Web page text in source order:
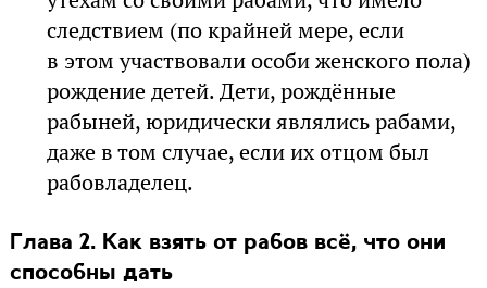
следствием (по крайней мере, если
в этом участвовали особи женского пола)
рождение детей. Дети, рождённые
рабыней, юридически являлись рабами,
даже в том случае, если их отцом был
рабовладелец.
Глава 2. Как взять от рабов всё, что они
способны дать